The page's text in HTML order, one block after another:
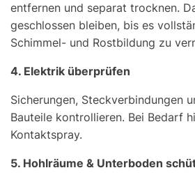
entfernen und separat trocknen.
geschlossen bleiben, bis es
Schimmel- und Rostbildung zu
4. Elektrik überprüfen
Sicherungen, Steckverbindungen
Bauteile kontrollieren. Bei Bedarf
Kontaktspray.
5. Hohlräume & Unterboden